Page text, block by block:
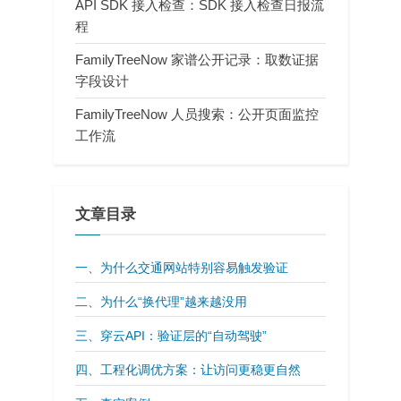
API SDK 接入检查：SDK 接入检查日报流
程
FamilyTreeNow 家谱公开记录：取数证据
字段设计
FamilyTreeNow 人员搜索：公开页面监控
工作流
文章目录
一、为什么交通网站特别容易触发验证
二、为什么“换代理”越来越没用
三、穿云API：验证层的“自动驾驶”
四、工程化调优方案：让访问更稳更自然